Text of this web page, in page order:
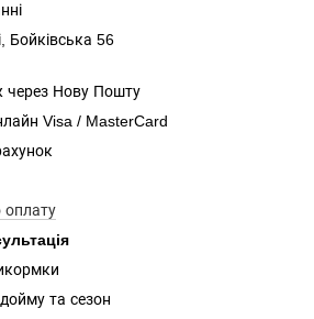
Бойківська 56
через Нову Пошту
Visa / MasterCard
оплату
та сезон